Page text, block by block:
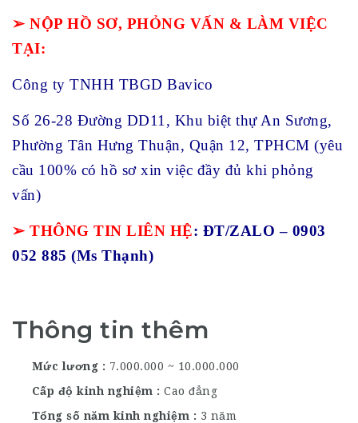
➢ NỘP HỒ SƠ, PHỎNG VẤN & LÀM VIỆC
TẠI:
Công ty TNHH TBGD Bavico
Số 26-28 Đường DD11, Khu biệt thự An Sương,
Phường Tân Hưng Thuận, Quận 12, TPHCM (yêu
cầu 100% có hồ sơ xin việc đầy đủ khi phỏng
vấn)
➢ THÔNG TIN LIÊN HỆ: ĐT/ZALO – 0903
052 885 (Ms Thạnh)
Thông tin thêm
Mức lương
7.000.000 ~ 10.000.000
Cấp độ kinh nghiệm
Cao đẳng
Tổng số năm kinh nghiệm
3 năm